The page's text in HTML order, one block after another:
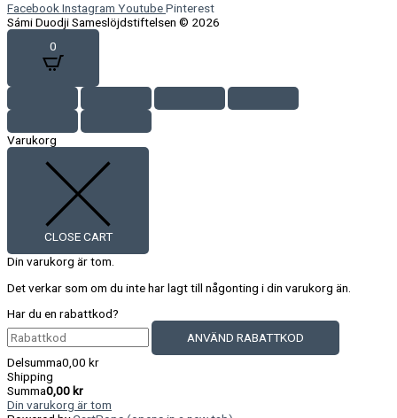
Facebook Instagram YoutubePinterest
Sámi Duodji Sameslöjdstiftelsen © 2026
0
Varukorg
CLOSE CART
Din varukorg är tom.
Det verkar som om du inte har lagt till någonting i din varukorg än.
Har du en rabattkod?
ANVÄND RABATTKOD
Delsumma0,00 kr
Shipping
Summa0,00 kr
Din varukorg är tom